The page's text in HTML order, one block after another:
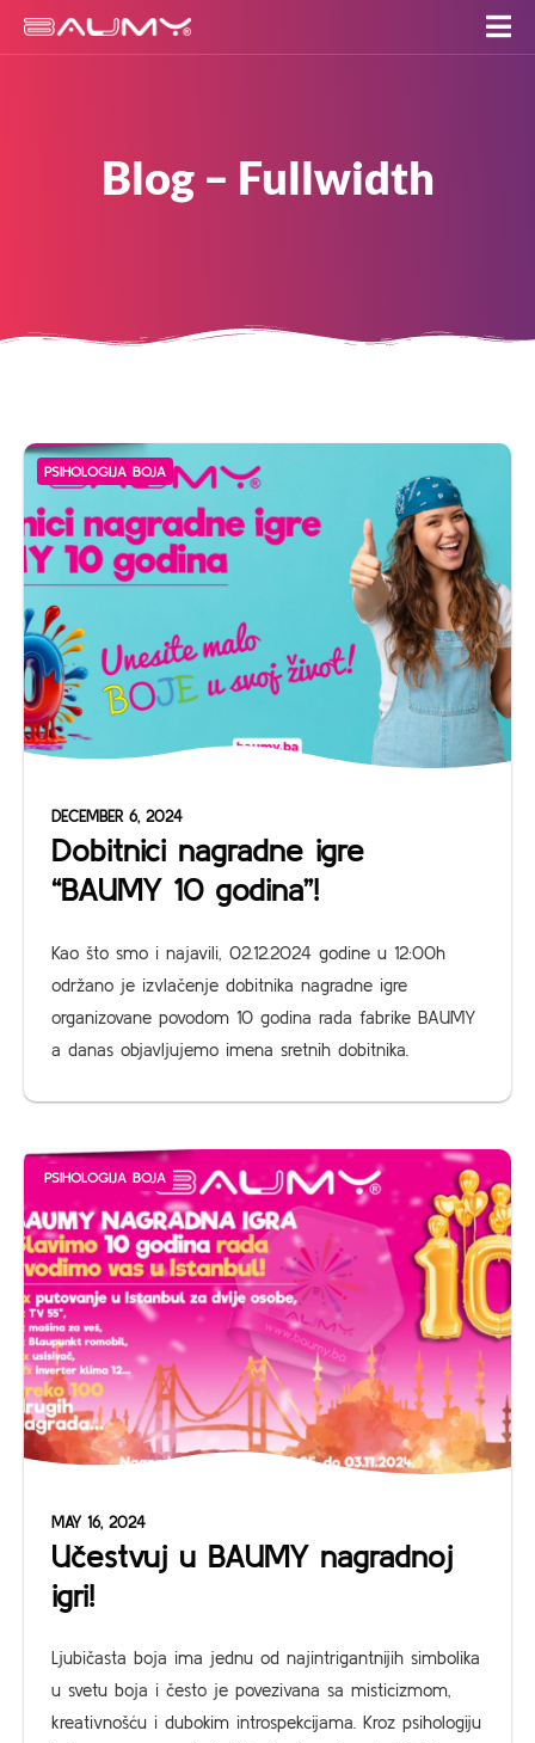
Blog – Fullwidth
PSIHOLOGIJA BOJA
DECEMBER 6, 2024
Dobitnici nagradne igre
“BAUMY 10 godina”!
Kao što smo i najavili, 02.12.2024 godine u 12:00h
održano je izvlačenje dobitnika nagradne igre
organizovane povodom 10 godina rada fabrike BAUMY
a danas objavljujemo imena sretnih dobitnika.
PSIHOLOGIJA BOJA
MAY 16, 2024
Učestvuj u BAUMY nagradnoj
igri!
Ljubičasta boja ima jednu od najintrigantnijih simbolika
u svetu boja i često je povezivana sa misticizmom,
kreativnošću i dubokim introspekcijama. Kroz psihologiju